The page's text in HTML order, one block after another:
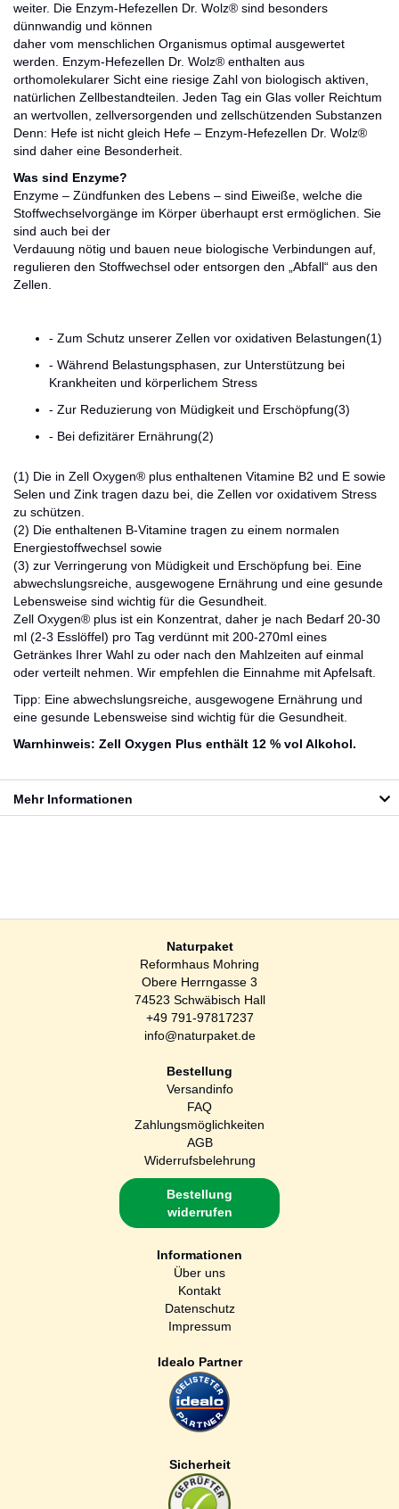
weiter. Die Enzym-Hefezellen Dr. Wolz® sind besonders
dünnwandig und können
daher vom menschlichen Organismus optimal ausgewertet
werden. Enzym-Hefezellen Dr. Wolz® enthalten aus
orthomolekularer Sicht eine riesige Zahl von biologisch aktiven,
natürlichen Zellbestandteilen. Jeden Tag ein Glas voller Reichtum
an wertvollen, zellversorgenden und zellschützenden Substanzen
Denn: Hefe ist nicht gleich Hefe – Enzym-Hefezellen Dr. Wolz®
sind daher eine Besonderheit.
Was sind Enzyme?
Enzyme – Zündfunken des Lebens – sind Eiweiße, welche die
Stoffwechselvorgänge im Körper überhaupt erst ermöglichen. Sie
sind auch bei der
Verdauung nötig und bauen neue biologische Verbindungen auf,
regulieren den Stoffwechsel oder entsorgen den „Abfall“ aus den
Zellen.
- Zum Schutz unserer Zellen vor oxidativen Belastungen(1)
- Während Belastungsphasen, zur Unterstützung bei
Krankheiten und körperlichem Stress
- Zur Reduzierung von Müdigkeit und Erschöpfung(3)
- Bei defizitärer Ernährung(2)
(1) Die in Zell Oxygen® plus enthaltenen Vitamine B2 und E sowie
Selen und Zink tragen dazu bei, die Zellen vor oxidativem Stress
zu schützen.
(2) Die enthaltenen B-Vitamine tragen zu einem normalen
Energiestoffwechsel sowie
(3) zur Verringerung von Müdigkeit und Erschöpfung bei. Eine
abwechslungsreiche, ausgewogene Ernährung und eine gesunde
Lebensweise sind wichtig für die Gesundheit.
Zell Oxygen® plus ist ein Konzentrat, daher je nach Bedarf 20-30
ml (2-3 Esslöffel) pro Tag verdünnt mit 200-270ml eines
Getränkes Ihrer Wahl zu oder nach den Mahlzeiten auf einmal
oder verteilt nehmen. Wir empfehlen die Einnahme mit Apfelsaft.
Tipp: Eine abwechslungsreiche, ausgewogene Ernährung und
eine gesunde Lebensweise sind wichtig für die Gesundheit.
Warnhinweis: Zell Oxygen Plus enthält 12 % vol Alkohol.
Mehr Informationen
Naturpaket
Reformhaus Mohring
Obere Herrngasse 3
74523 Schwäbisch Hall
+49 791-97817237
info@naturpaket.de
Bestellung
Versandinfo
FAQ
Zahlungsmöglichkeiten
AGB
Widerrufsbelehrung
Bestellung
widerrufen
Informationen
Über uns
Kontakt
Datenschutz
Impressum
Idealo Partner
Sicherheit